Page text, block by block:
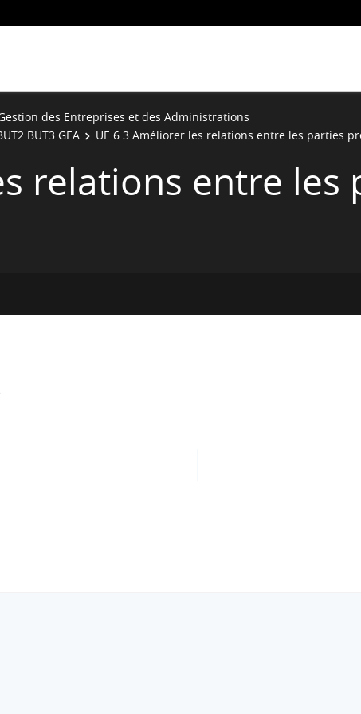
des Entreprises et des Administrations
BUT3 GEA
UE 6.3 Améliorer les relations entre les parties
relations entre les